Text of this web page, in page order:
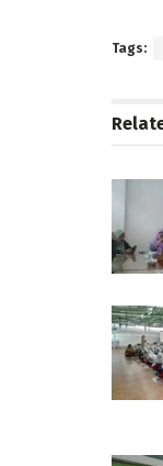
Tags: